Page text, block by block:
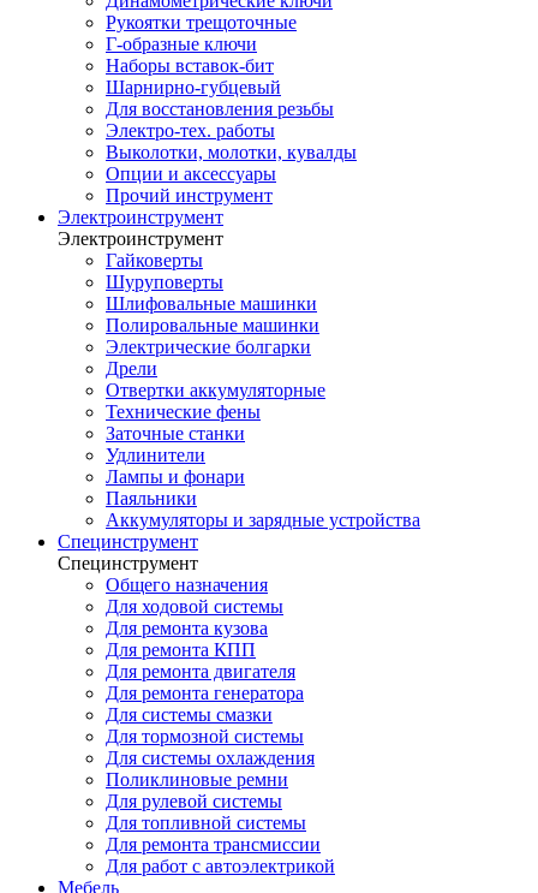
Рукоятки трещоточные
Г-образные ключи
Наборы вставок-бит
Шарнирно-губцевый
Для восстановления резьбы
Электро-тех. работы
Выколотки, молотки, кувалды
Опции и аксессуары
Прочий инструмент
Электроинструмент
Электроинструмент
Гайковерты
Шуруповерты
Шлифовальные машинки
Полировальные машинки
Электрические болгарки
Дрели
Отвертки аккумуляторные
Технические фены
Заточные станки
Удлинители
Лампы и фонари
Паяльники
Аккумуляторы и зарядные устройства
Специнструмент
Специнструмент
Общего назначения
Для ходовой системы
Для ремонта кузова
Для ремонта КПП
Для ремонта двигателя
Для ремонта генератора
Для системы смазки
Для тормозной системы
Для системы охлаждения
Поликлиновые ремни
Для рулевой системы
Для топливной системы
Для ремонта трансмиссии
Для работ с автоэлектрикой
Мебель